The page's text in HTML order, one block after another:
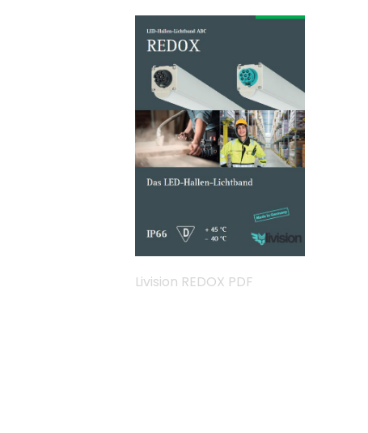
Livision REDOX PDF